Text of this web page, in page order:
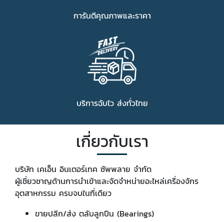
การันตีคุณภาพและราคา
บริการฉับไว ส่งทั่วไทย
เกี่ยวกับเรา
บริษัท เคเอ็น อินเตอร์เทค ซัพพลาย จำกัด
ผู้เชี่ยวชาญด้านการนำเข้าและจัดจำหน่ายอะไหล่เครื่องจักร
อุตสาหกรรม ครบจบในที่เดียว
ขายปลีก/ส่ง ตลับลูกปืน (Bearings)